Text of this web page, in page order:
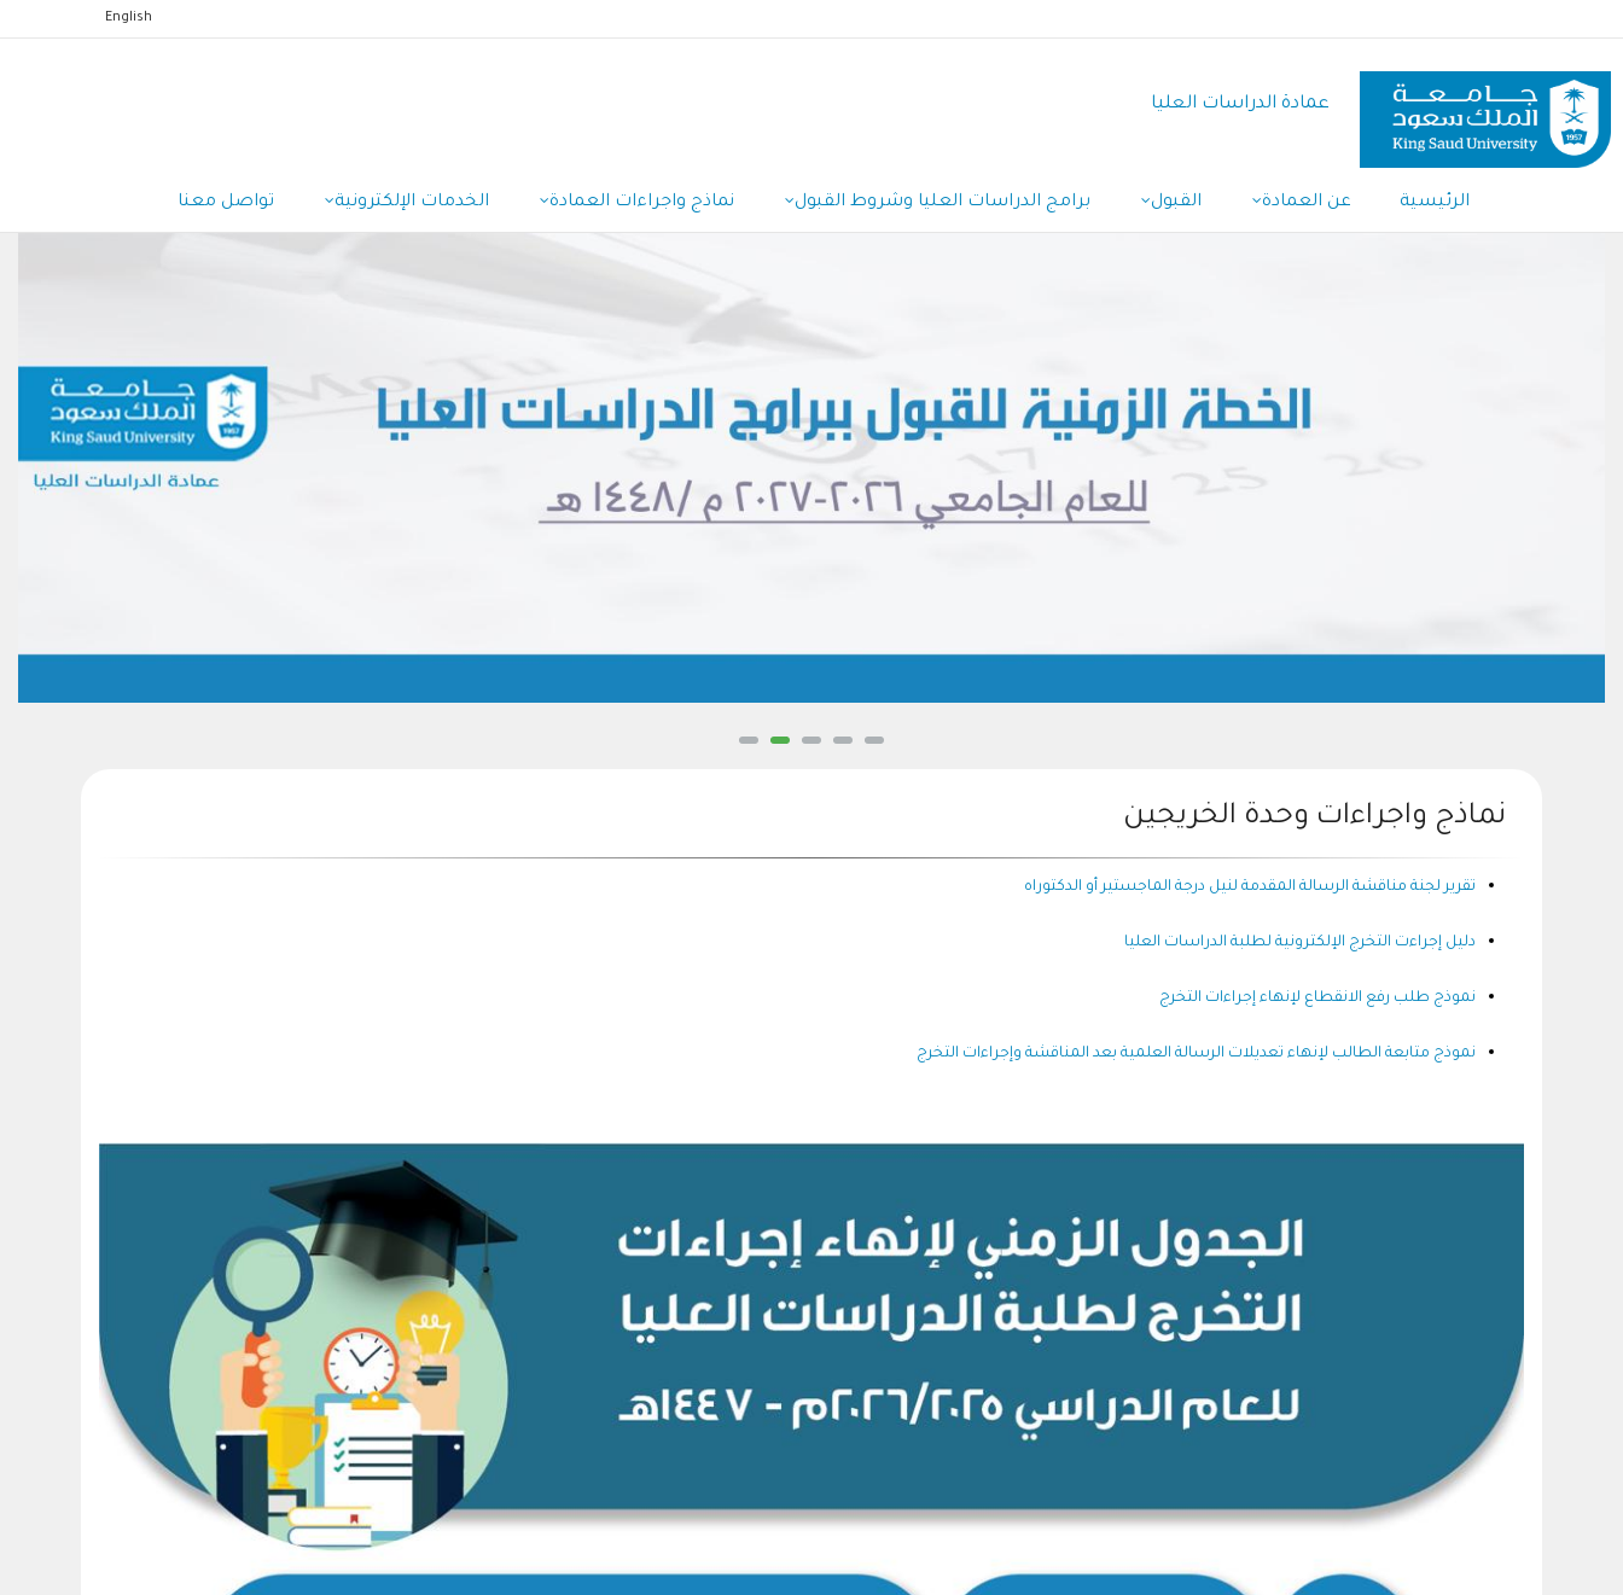
المحتوى
الرئيسي
English
عمادة الدراسات العليا
الرئيسية عن العمادة القبول برامج الدراسات العليا وشروط القبول نماذج واجراءات العمادة الخدمات الإلكترونية تواصل معنا
نماذج واجراءات وحدة الخريجين
تقرير لجنة مناقشة الرسالة المقدمة لنيل درجة الماجستير أو الدكتوراه
دليل إجراءت التخرج الإلكترونية لطلبة الدراسات العليا
نموذج طلب رفع الانقطاع لإنهاء إجراءات التخرج
نموذج متابعة الطالب لإنهاء تعديلات الرسالة العلمية بعد المناقشة وإجراءات التخرج